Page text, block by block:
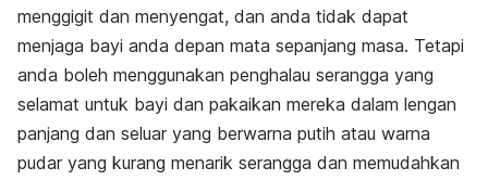
menggigit dan menyengat, dan anda tidak dapat
menjaga bayi anda depan mata sepanjang masa. Tetapi
anda boleh menggunakan penghalau serangga yang
selamat untuk bayi dan pakaikan mereka dalam lengan
panjang dan seluar yang berwarna putih atau warna
pudar yang kurang menarik serangga dan memudahkan